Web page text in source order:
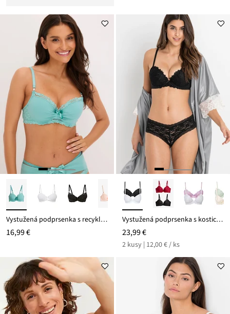
Vystužená podprsenka s recyklovaným polyamidom
16,99 €
Vystužená podprsenka s kosticami (2 ks)
23,99 €
2 kusy | 12,00 € / ks